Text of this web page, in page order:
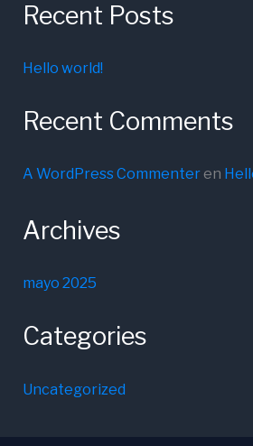
Recent Posts
Hello world!
Recent Comments
A WordPress Commenteren
Archives
mayo 2025
Categories
Uncategorized